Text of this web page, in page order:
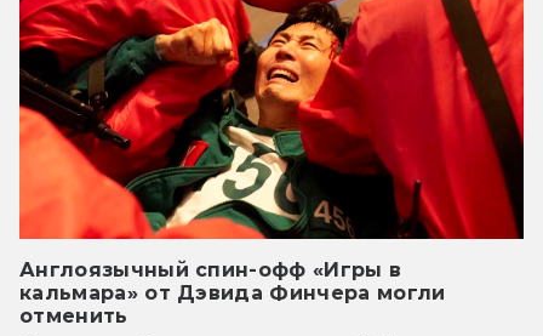
Англоязычный спин-офф «Игры в
кальмара» от Дэвида Финчера могли
отменить